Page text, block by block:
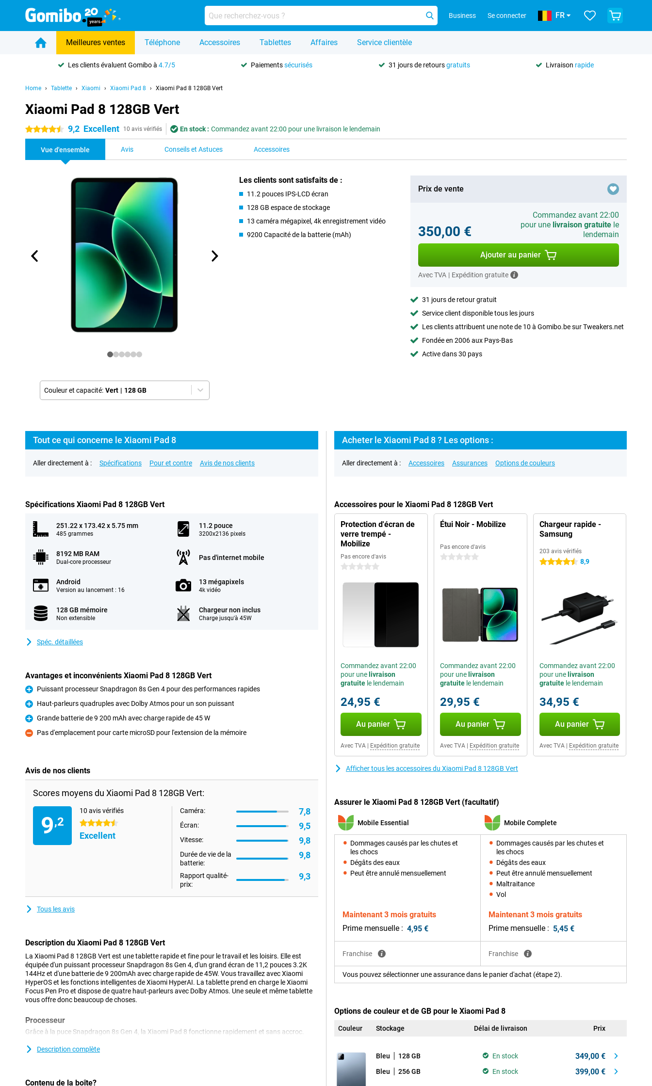
Business Se connecter FR
Meilleures ventes Téléphone Accessoires Tablettes Affaires Service clientèle
Les clients évaluent Gomibo à4.7/5 Paiementssécurisés 31 jours de retoursgratuits Livraison rapide
Home Tablette Xiaomi Xiaomi Pad 8 Xiaomi Pad 8 128GB Vert
Xiaomi Pad 8 128GB Vert
4.5 étoiles 9,2 Excellent 10 avis vérifiés En stock : Commandez avant 22:00 pour une livraison le lendemain
Vue d'ensemble Avis Conseils et Astuces Accessoires
Couleur et capacité: Vert | 128 GB
Les clients sont satisfaits de :
11.2 pouces IPS-LCD écran
128 GB espace de stockage
13 caméra mégapixel, 4k enregistrement vidéo
9200 Capacité de la batterie (mAh)
Prix de vente
350,00 €
Commandez avant 22:00
pour une livraison gratuitele
lendemain
Ajouter au panier
Avec TVA | Expédition gratuite
31 jours de retour gratuit
Service client disponible tous les jours
Les clients attribuent une note de 10 à Gomibo.be sur Tweakers.net
Fondée en 2006 aux Pays-Bas
Active dans 30 pays
Tout ce qui concerne le Xiaomi Pad 8
Aller directement à : Spécifications Pour et contre Avis de nos clients
Spécifications Xiaomi Pad 8 128GB Vert
251.22 x 173.42 x 5.75 mm
485 grammes
11.2 pouce
3200x2136 pixels
8192 MB RAM
Dual-core processeur
Pas d'internet mobile
Android
Version au lancement : 16
13 mégapixels
4k vidéo
128 GB mémoire
Non extensible
Chargeur non inclus
Charge jusqu'à 45W
Spéc. détaillées
Avantages et inconvénients Xiaomi Pad 8 128GB Vert
Pour
Puissant processeur Snapdragon 8s Gen 4 pour des performances rapides
Pour
Haut-parleurs quadruples avec Dolby Atmos pour un son puissant
Pour
Grande batterie de 9 200 mAh avec charge rapide de 45 W
Contre
Pas d'emplacement pour carte microSD pour l'extension de la mémoire
Avis de nos clients
Scores moyens du Xiaomi Pad 8 128GB Vert:
9,2
10 avis vérifiés
4.5 étoiles
Excellent
Caméra: 7,8
Écran: 9,5
Vitesse: 9,8
Durée de vie de la
batterie:
9,8
Rapport qualité-
prix:
9,3
Tous les avis
Description du Xiaomi Pad 8 128GB Vert
La Xiaomi Pad 8 128GB Vert est une tablette rapide et fine pour le travail et les loisirs. Elle est
équipée d'un puissant processeur Snapdragon 8s Gen 4, d'un grand écran de 11,2 pouces 3.2K
144Hz et d'une batterie de 9 200mAh avec charge rapide de 45W. Vous travaillez avec Xiaomi
HyperOS et les fonctions intelligentes de Xiaomi HyperAI. La tablette prend en charge le Xiaomi
Focus Pen Pro et dispose de quatre haut-parleurs avec Dolby Atmos. Une seule et même tablette
vous offre donc beaucoup de choses.
Processeur
Grâce à la puce Snapdragon 8s Gen 4, la Xiaomi Pad 8 fonctionne rapidement et sans accroc.
jouiez à un jeu, regardiez une série ou travailliez sur un document, tout se déroule sans problème.
Description complète
Contenu de la boîte?
Acheter le Xiaomi Pad 8 ? Les options :
Aller directement à : Accessoires Assurances Options de couleurs
Accessoires pour le Xiaomi Pad 8 128GB Vert
Protection d'écran de
verre trempé -
Mobilize
Pas encore d'avis
0 étoiles
Commandez avant 22:00
pour une livraison
gratuite le lendemain
24,95 €
Au panier
Avec TVA Expédition gratuite
Étui Noir - Mobilize
Pas encore d'avis
0 étoiles
Commandez avant 22:00
pour une livraison
gratuitele lendemain
29,95 €
Au panier
Avec TVA| Expédition gratuite
Chargeur rapide -
Samsung
203 avis vérifiés
4.5 étoiles 8,9
Commandez avant 22:00
pour une livraison
gratuitele lendemain
34,95 €
Au panier
Avec TVA| Expédition gratuite
Afficher tous les accessoires du Xiaomi Pad 8 128GB Vert
Assurer le Xiaomi Pad 8 128GB Vert (facultatif)
Mobile Essential
Dommages causés par les chutes et
les chocs
Dégâts des eaux
Peut être annulé mensuellement
Maintenant 3 mois gratuits
Prime mensuelle : 4,95 €
Franchise
Mobile Complete
Dommages causés par les chutes et
les chocs
Dégâts des eaux
Peut être annulé mensuellement
Maltraitance
Vol
Maintenant 3 mois gratuits
Prime mensuelle : 5,45 €
Franchise
Vous pouvez sélectionner une assurance dans le panier d'achat (étape 2).
Options de couleur et de GB pour le Xiaomi Pad 8
Couleur Stockage Délai de livraison Prix
Bleu 128 GB En stock 349,00 €
Bleu 256 GB En stock 399,00 €